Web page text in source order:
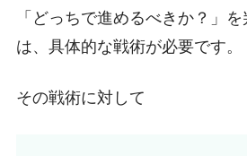
「どっちで進めるべきか？」
は、具体的な戦術が必要です。
その戦術に対して